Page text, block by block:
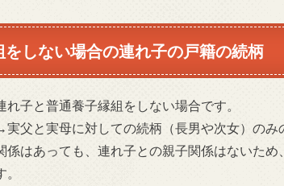
をしない場合の連れ子の戸籍の続柄
れ子と普通養子縁組をしない場合です。
父と実母に対しての続柄（長男や次女）のみ
係はあっても、連れ子との親子関係はないた